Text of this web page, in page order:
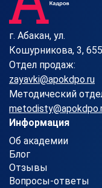
г. Абакан, ул.
Кошурникова, 3,
Отдел продаж:
zayavki@apokdpo.ru
Методический
Информация
Об академии
Блог
Отзывы
Вопросы-ответы